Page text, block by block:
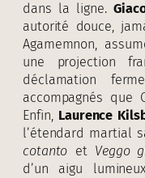
dans la ligne.
autorité douce,
Agamemnon,
une projection
déclamation
accompagnés que
Enfin, Laurence
l’étendard martial
cotanto et Veggo
d’un aigu